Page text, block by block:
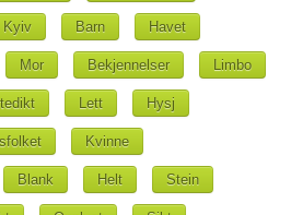
Kyiv Barn Havet
Mor Bekjennelser Limbo
Lett Hysj
Kvinne
Blank Helt Stein